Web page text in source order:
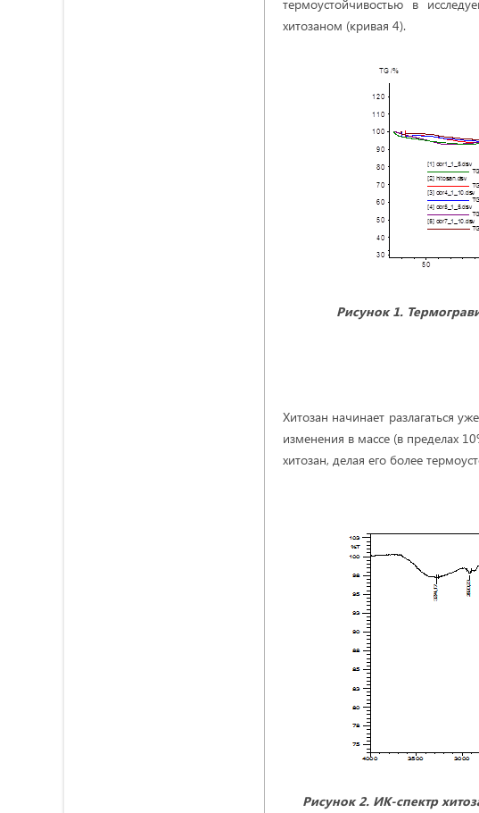
термоустойчивостью в
хитозаном (кривая 4).
Рисунок 1. Т
Хитозан начинает разлагаться
изменения в массе (в пределах
хитозан, делая его более
Рисунок2. ИК-спектр